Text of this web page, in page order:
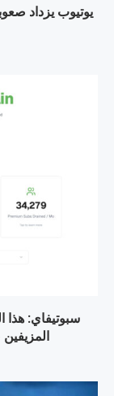
يوتيوب يزداد
سبوتيفاي: هذا